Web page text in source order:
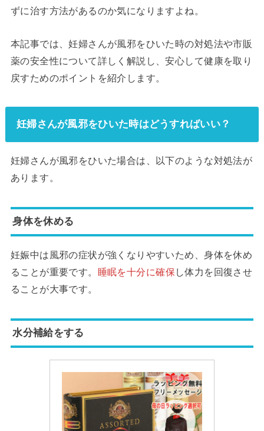
ずに治す方法があるのか気になりますよね。
本記事では、妊婦さんが風邪をひいた時の対処法や市販
薬の安全性について詳しく解説し、安心して健康を取り
戻すためのポイントを紹介します。
妊婦さんが風邪をひいた時はどうすればいい？
妊婦さんが風邪をひいた場合は、以下のような対処法が
あります。
身体を休める
妊娠中は風邪の症状が強くなりやすいため、身体を休め
ることが重要です。 睡眠を十分に確保 し体力を回復させ
ることが大事です。
水分補給をする